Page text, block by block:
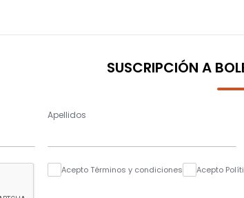
SUSCRIPCIÓN A
Apellidos
Acepto Términos y condiciones Acepto